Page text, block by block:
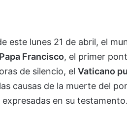
este lunes 21 de abril, el
Papa Francisco, el primer
de silencio, el Vaticano
causas de la muerte del
en su testamento.